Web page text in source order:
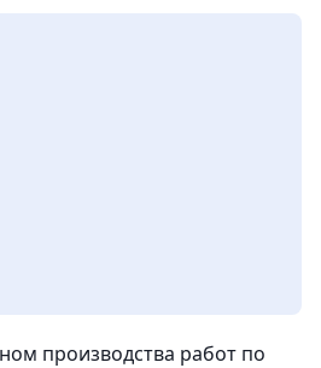
производства работ по